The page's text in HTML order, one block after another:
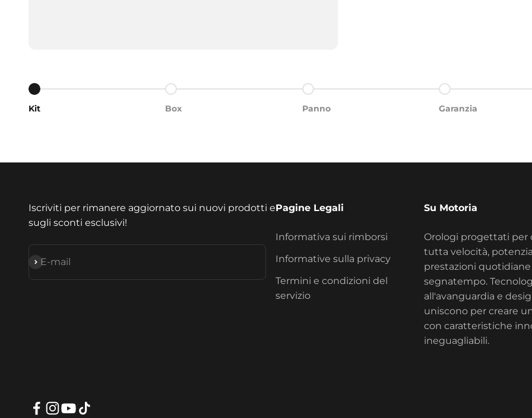
Aller à l'élément 1
Kit
Aller à l'élément 2
Box
Aller à l'élément 3
Panno
Aller à l'élément 4
Garanzia
Iscriviti per rimanere aggiornato sui nuovi prodotti e
sugli sconti esclusivi!
E-mail
S'inscrire
Pagine Legali
Informativa sui rimborsi
Informative sulla privacy
Termini e condizioni del
servizio
Su Motoria
Orologi progettati per
tutta velocità,
prestazioni
segnatempo.
all'avanguardia e
uniscono per creare
con caratteristiche
ineguagliabili.